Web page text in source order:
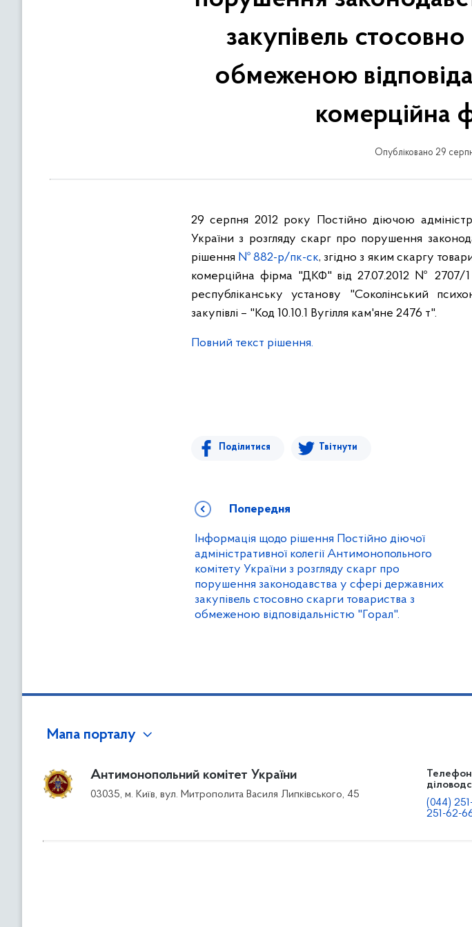
закупівель
обмеженою
комерційна
Опубліковано 29
29 серпня 2012 року Постійно діючою
України з розгляду скарг про порушення
рішення № 882-р/пк-ск, згідно з яким скаргу
комерційна фірма "ДКФ" від 27.07.2012 № 2707/1
республіканську установу "Соколінський
закупівлі – "Код 10.10.1 Вугілля кам'яне 2476 т".
Повний текст рішення.
Поділитися Твітнути
Попередня
Інформація щодо рішення Постійно діючої
адміністративної колегії Антимонопольного
комітету України з розгляду скарг про
порушення законодавства у сфері державних
закупівель стосовно скарги товариства з
обмеженою відповідальністю "Горал".
Мапа порталу
Антимонопольний комітет України
03035, м. Київ, вул. Митрополита Василя Липківського, 45
(044)
251-62-